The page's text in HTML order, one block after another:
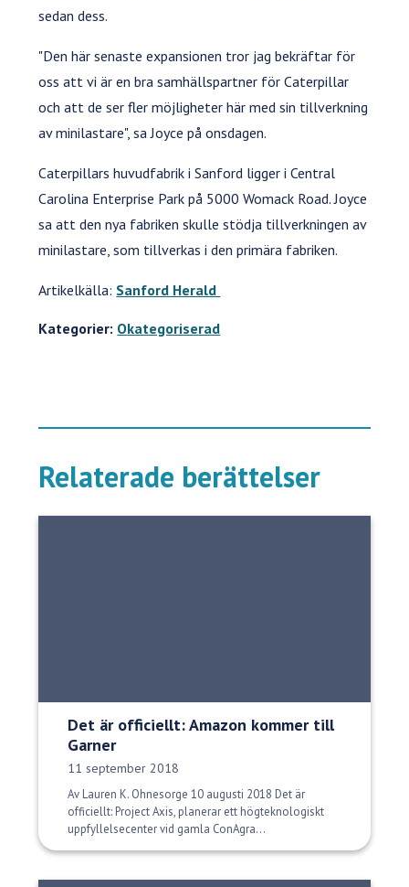
sedan dess.
"Den här senaste expansionen tror jag bekräftar för
oss att vi är en bra samhällspartner för Caterpillar
och att de ser fler möjligheter här med sin tillverkning
av minilastare", sa Joyce på onsdagen.
Caterpillars huvudfabrik i Sanford ligger i Central
Carolina Enterprise Park på 5000 Womack Road. Joyce
sa att den nya fabriken skulle stödja tillverkningen av
minilastare, som tillverkas i den primära fabriken.
Artikelkälla: Sanford Herald
Kategorier: Okategoriserad
Relaterade berättelser
Det är officiellt: Amazon kommer till
Garner
Publiceringsdatum:
11 september 2018
Av Lauren K. Ohnesorge 10 augusti 2018 Det är
officiellt: Project Axis, planerar ett högteknologiskt
uppfyllelsecenter vid gamla ConAgra...